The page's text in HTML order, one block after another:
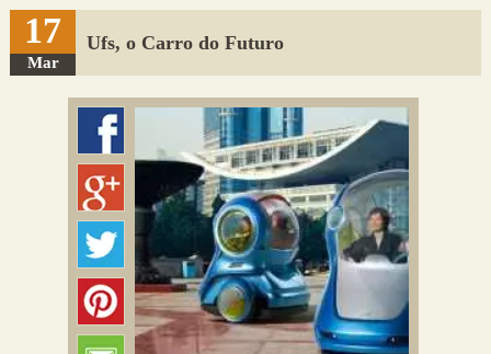
Sugerir Link
Adicionar Blog
Colmeia Exchange
17
Mar
Ufs, o Carro do Futuro